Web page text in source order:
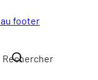
footer